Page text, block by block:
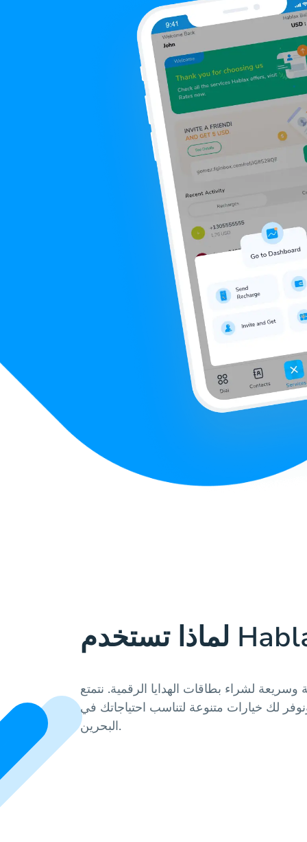
لشراء بطاقات الهدايا الرقمية. نتمتع
لك خيارات متنوعة لتناسب احتياجاتك في
البحرين.